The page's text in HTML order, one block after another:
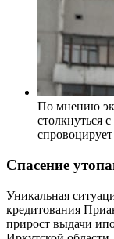
По мнению
столкнуться
Спасение
Уникальная
кредитования
прирост выдачи